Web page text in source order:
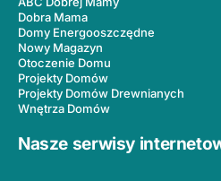
Dobra Mama
Domy Energooszczędne
Nowy Magazyn
Otoczenie Domu
Projekty Domów
Projekty Domów Drewnianych
Wnętrza Domów
Nasze serwisy